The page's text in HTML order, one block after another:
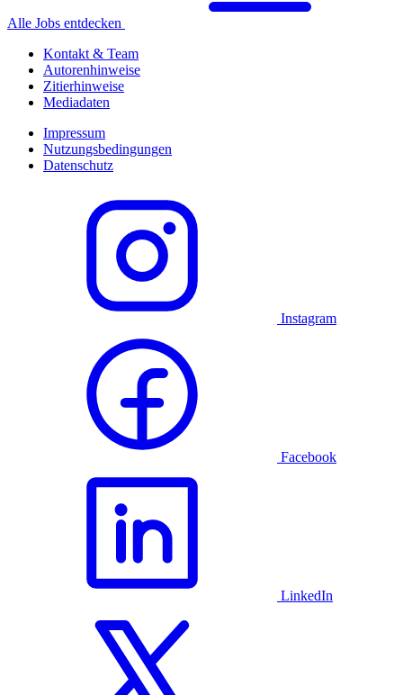
Alle Jobs entdecken
Kontakt & Team
Autorenhinweise
Zitierhinweise
Mediadaten
Impressum
Nutzungsbedingungen
Datenschutz
Instagram
Facebook
LinkedIn